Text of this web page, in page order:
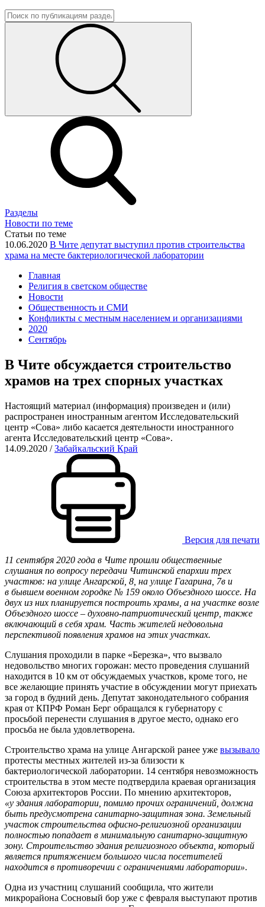
Разделы
Новости по теме
Статьи по теме
10.06.2020 В Чите депутат выступил против строительства
храма на месте бактериологической лаборатории
Главная
Религия в светском обществе
Новости
Общественность и СМИ
Конфликты с местным населением и организациями
2020
Сентябрь
В Чите обсуждается строительство
храмов на трех спорных участках
Настоящий материал (информация) произведен и (или)
распространен иностранным агентом Исследовательский
центр «Сова» либо касается деятельности иностранного
агента Исследовательский центр «Сова».
14.09.2020 /Забайкальский Край
Версия для печати
11 сентября 2020 года в Чите прошли общественные
слушания по вопросу передачи Читинской епархии трех
участков: на улице Ангарской, 8, на улице Гагарина, 7в и
в бывшем военном городке № 159 около Объездного шоссе. На
двух из них планируется построить храмы, а на участке возле
Объездного шоссе – духовно-патриотический центр, также
включающий в себя храм. Часть жителей недовольна
перспективой появления храмов на этих участках.
Слушания проходили в парке «Березка», что вызвало
недовольство многих горожан: место проведения слушаний
находится в 10 км от обсуждаемых участков, кроме того, не
все желающие принять участие в обсуждении могут приехать
за город в будний день. Депутат законодательного собрания
края от КПРФ Роман Берг обращался к губернатору с
просьбой перенести слушания в другое место, однако его
просьба не была удовлетворена.
Строительство храма на улице Ангарской ранее уже вызывало
протесты местных жителей из-за близости к
бактериологической лаборатории. 14 сентября невозможность
строительства в этом месте подтвердила краевая организация
Союза архитекторов России. По мнению архитекторов,
«у здания лаборатории, помимо прочих ограничений, должна
быть предусмотрена санитарно-защитная зона. Земельный
участок строительства офисно-религиозной организации
полностью попадает в минимальную санитарно-защитную
зону. Строительство здания религиозного объекта, который
является притяжением большого числа посетителей
находится в противоречии с ограничениями лаборатории».
Одна из участниц слушаний сообщила, что жители
микрорайона Сосновый бор уже с февраля выступают против